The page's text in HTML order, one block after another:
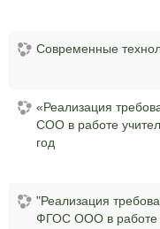
Современные
«Реализация
СОО в работе
год
"Реализация
ФГОС ООО в работе